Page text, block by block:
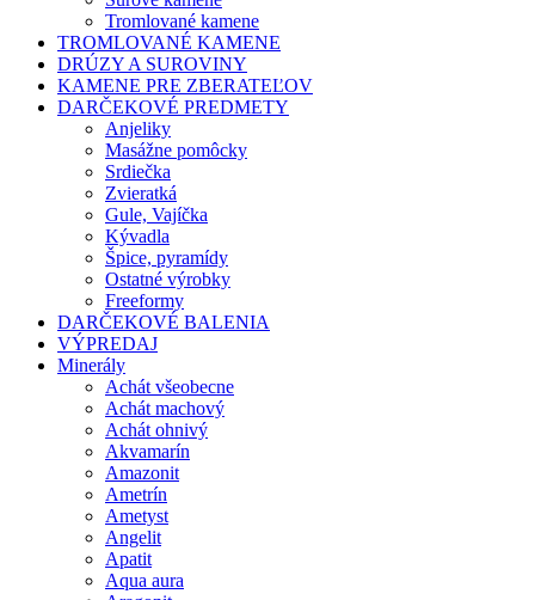
Tromlované kamene
TROMLOVANÉ KAMENE
DRÚZY A SUROVINY
KAMENE PRE ZBERATEĽOV
DARČEKOVÉ PREDMETY
Anjeliky
Masážne pomôcky
Srdiečka
Zvieratká
Gule, Vajíčka
Kývadla
Špice, pyramídy
Ostatné výrobky
Freeformy
DARČEKOVÉ BALENIA
VÝPREDAJ
Minerály
Achát všeobecne
Achát machový
Achát ohnivý
Akvamarín
Amazonit
Ametrín
Ametyst
Angelit
Apatit
Aqua aura